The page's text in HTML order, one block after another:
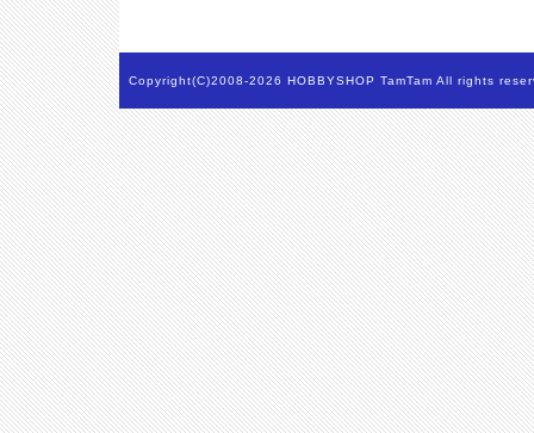
Copyright(C)2008-2026 HOBBYSHOP TamTam All rights